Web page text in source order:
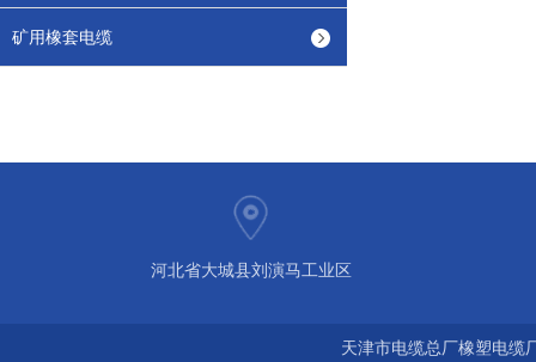
矿用橡套电缆
河北省大城县刘演马工业区
天津市电缆总厂橡塑电